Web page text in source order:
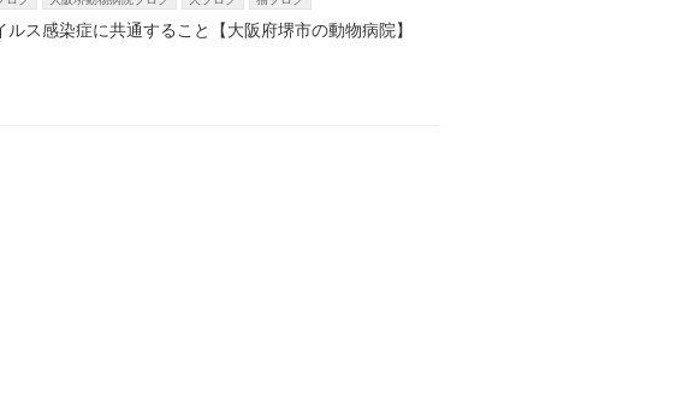
ス感染症に共通すること【大阪府堺市の動物病院】